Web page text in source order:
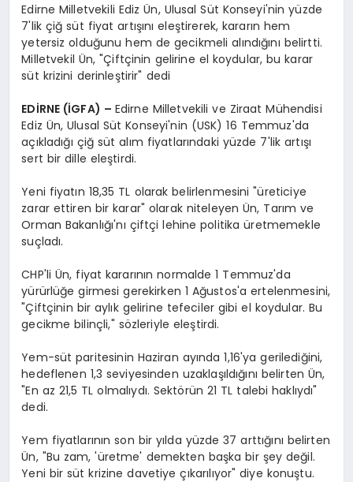
Edirne Milletvekili Ediz Ün, Ulusal Süt Konseyi'nin yüzde
7'lik çiğ süt fiyat artışını eleştirerek, kararın hem
yetersiz olduğunu hem de gecikmeli alındığını belirtti.
Milletvekil Ün, "Çiftçinin gelirine el koydular, bu karar
süt krizini derinleştirir" dedi
EDİRNE (İGFA) – Edirne Milletvekili ve Ziraat Mühendisi
Ediz Ün, Ulusal Süt Konseyi'nin (USK) 16 Temmuz'da
açıkladığı çiğ süt alım fiyatlarındaki yüzde 7'lik artışı
sert bir dille eleştirdi.
Yeni fiyatın 18,35 TL olarak belirlenmesini "üreticiye
zarar ettiren bir karar" olarak niteleyen Ün, Tarım ve
Orman Bakanlığı'nı çiftçi lehine politika üretmemekle
suçladı.
CHP'li Ün, fiyat kararının normalde 1 Temmuz'da
yürürlüğe girmesi gerekirken 1 Ağustos'a ertelenmesini,
"Çiftçinin bir aylık gelirine tefeciler gibi el koydular. Bu
gecikme bilinçli," sözleriyle eleştirdi.
Yem-süt paritesinin Haziran ayında 1,16'ya gerilediğini,
hedeflenen 1,3 seviyesinden uzaklaşıldığını belirten Ün,
"En az 21,5 TL olmalıydı. Sektörün 21 TL talebi haklıydı"
dedi.
Yem fiyatlarının son bir yılda yüzde 37 arttığını belirten
Ün, "Bu zam, 'üretme' demekten başka bir şey değil.
Yeni bir süt krizine davetiye çıkarılıyor" diye konuştu.